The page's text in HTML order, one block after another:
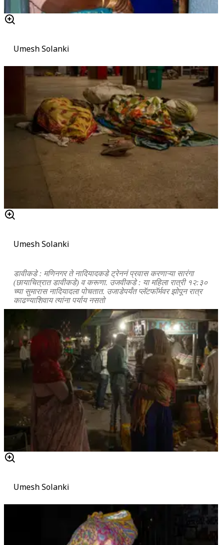
Umesh Solanki
Umesh Solanki
डावीकडे : मणिनगर ते नादियादकडे ट्रेननं प्रवास करणाऱ्या सारंगा
(छायाचित्रात डावीकडे) व करूणा. उजवीकडे : या महिला रात्री १२:३०
च्या सुमारास नादियादला पोचतात. उजाडेपर्यंत प्लॅटफॉर्मवर झोपून रात्र
काढण्याशिवाय त्यांना पर्याय नसतो
Umesh Solanki